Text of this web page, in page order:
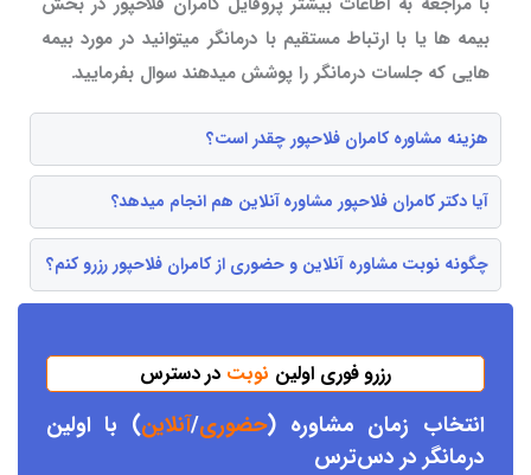
بیمه ها یا با ارتباط مستقیم با درمانگر میتوانید در مورد بیمه
هایی که جلسات درمانگر را پوشش میدهند سوال بفرمایید.
هزینه مشاوره کامران فلاحپور چقدر است؟
آیا دکتر کامران فلاحپور مشاوره آنلاین هم انجام میدهد؟
چگونه نوبت مشاوره آنلاین و حضوری از کامران فلاحپور رزرو کنم؟
رزرو فوری اولین نوبت در دسترس
انتخاب زمان مشاوره (حضوری/آنلاین) با اولین
درمانگر در دسترس